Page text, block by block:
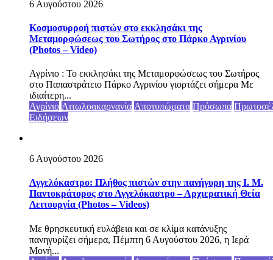
6 Αυγούστου 2026
Κοσμοσυρροή πιστών στο εκκλησάκι της
Μεταμορφώσεως του Σωτήρος στο Πάρκο Αγρινίου
(Photos – Video)
Αγρίνιο : Το εκκλησάκι της Μεταμορφώσεως του Σωτήρος
στο Παπαστράτειο Πάρκο Αγρινίου γιορτάζει σήμερα Με
ιδιαίτερη...
Αγρίνιο Αιτωλοακαρνανία Αποτυπώματα Πρόσωπα
Ειδήσεων
6 Αυγούστου 2026
Αγγελόκαστρο: Πλήθος πιστών στην πανήγυρη της Ι. Μ.
Παντοκράτορος στο Αγγελόκαστρο – Αρχιερατική Θεία
Λειτουργία (Photos – Videos)
Με θρησκευτική ευλάβεια και σε κλίμα κατάνυξης
πανηγυρίζει σήμερα, Πέμπτη 6 Αυγούστου 2026, η Ιερά
Μονή...